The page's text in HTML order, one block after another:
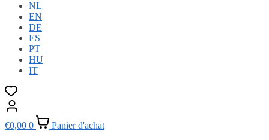
NL
EN
DE
ES
PT
HU
IT
€0,00 0
Panier d'achat